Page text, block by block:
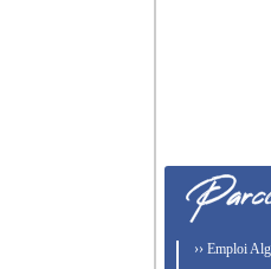
›› Emploi